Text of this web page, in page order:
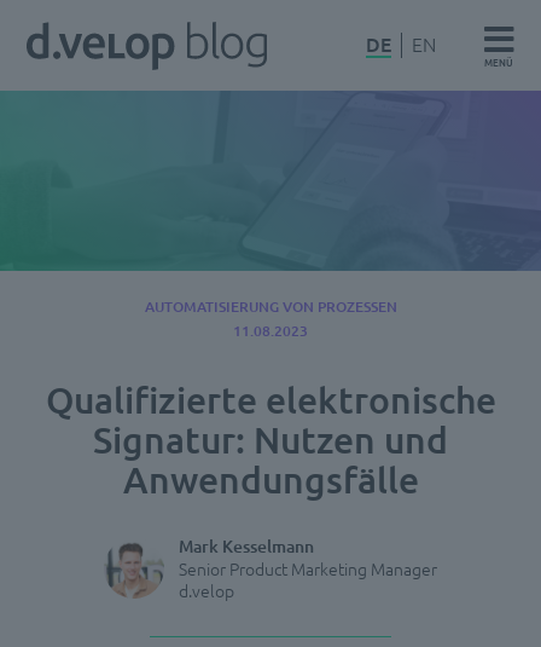
Zum
Inhalt
d.velop
DE EN
MENÜ
Qualifizierte elektronische
Signatur: Nutzen und
Anwendungsfälle
AUTOMATISIERUNG VON PROZESSEN
11.08.2023
Mark Kesselmann
Senior Product Marketing Manager
d.velop